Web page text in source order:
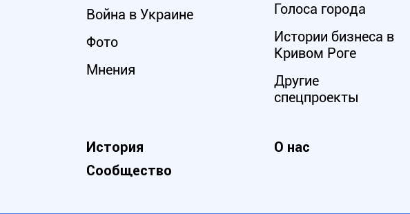
Война в Украине
Фото
Мнения
Голоса города
Истории бизнеса в
Кривом Роге
Другие
спецпроекты
История О нас
Сообщество